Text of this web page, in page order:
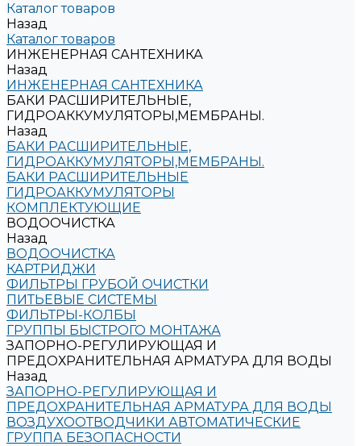
Каталог товаров
Назад
Каталог товаров
ИНЖЕНЕРНАЯ САНТЕХНИКА
Назад
ИНЖЕНЕРНАЯ САНТЕХНИКА
БАКИ РАСШИРИТЕЛЬНЫЕ,
ГИДРОАККУМУЛЯТОРЫ,МЕМБРАНЫ.
Назад
БАКИ РАСШИРИТЕЛЬНЫЕ,
ГИДРОАККУМУЛЯТОРЫ,МЕМБРАНЫ.
БАКИ РАСШИРИТЕЛЬНЫЕ
ГИДРОАККУМУЛЯТОРЫ
КОМПЛЕКТУЮЩИЕ
ВОДООЧИСТКА
Назад
ВОДООЧИСТКА
КАРТРИДЖИ
ФИЛЬТРЫ ГРУБОЙ ОЧИСТКИ
ПИТЬЕВЫЕ СИСТЕМЫ
ФИЛЬТРЫ-КОЛБЫ
ГРУППЫ БЫСТРОГО МОНТАЖА
ЗАПОРНО-РЕГУЛИРУЮЩАЯ И
ПРЕДОХРАНИТЕЛЬНАЯ АРМАТУРА ДЛЯ ВОДЫ
Назад
ЗАПОРНО-РЕГУЛИРУЮЩАЯ И
ПРЕДОХРАНИТЕЛЬНАЯ АРМАТУРА ДЛЯ ВОДЫ
ВОЗДУХООТВОДЧИКИ АВТОМАТИЧЕСКИЕ
ГРУППА БЕЗОПАСНОСТИ